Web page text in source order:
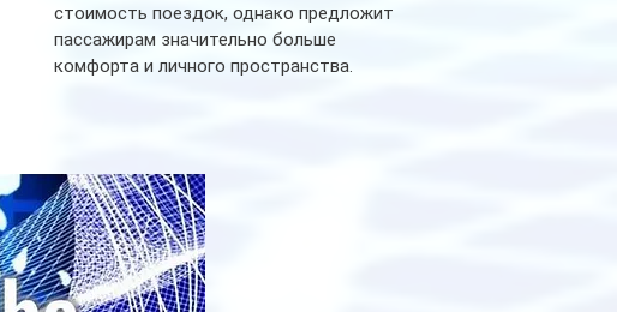
стоимость поездок, однако предложит
пассажирам значительно больше
комфорта и личного пространства.
индивидуальные шторки у каждого
спального места. Они позволят
пассажирам закрыть свою полку во
время сна или отдыха, создав ощуще